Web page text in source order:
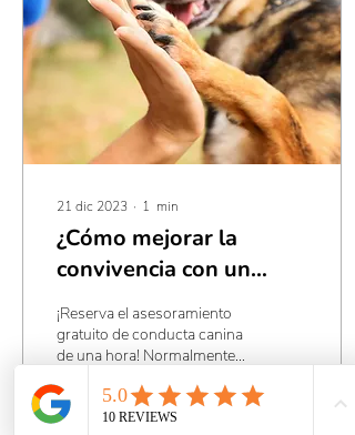
21 dic 2023 ∙ 1 min
¿Cómo mejorar la
convivencia con un
perro recién adoptado?
¡Reserva el asesoramiento
gratuito de conducta canina
de una hora! Normalmente,
adoptan miles de mascotas
a...